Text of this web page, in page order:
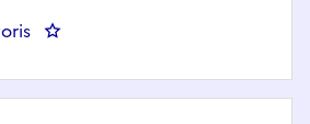
: CHARGE D'ETUDE PILOTAGE